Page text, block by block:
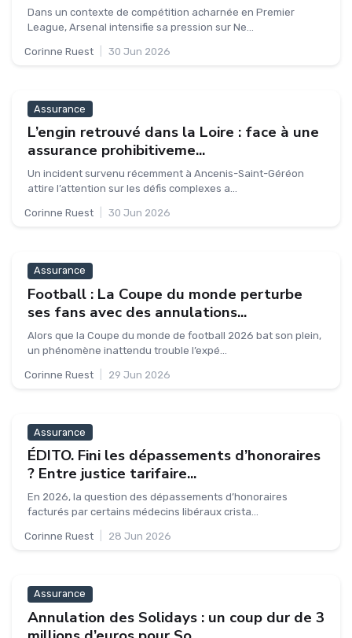
Dans un contexte de compétition acharnée en Premier
League, Arsenal intensifie sa pression sur Ne...
Corinne Ruest 30 Jun 2026
Assurance
L’engin retrouvé dans la Loire : face à une
assurance prohibitiveme...
Un incident survenu récemment à Ancenis-Saint-Géréon
attire l’attention sur les défis complexes a...
Corinne Ruest 30 Jun 2026
Assurance
Football : La Coupe du monde perturbe
ses fans avec des annulations...
Alors que la Coupe du monde de football 2026 bat son plein,
un phénomène inattendu trouble l’expé...
Corinne Ruest 29 Jun 2026
Assurance
ÉDITO. Fini les dépassements d’honoraires
? Entre justice tarifaire...
En 2026, la question des dépassements d’honoraires
facturés par certains médecins libéraux crista...
Corinne Ruest 28 Jun 2026
Assurance
Annulation des Solidays : un coup dur de 3